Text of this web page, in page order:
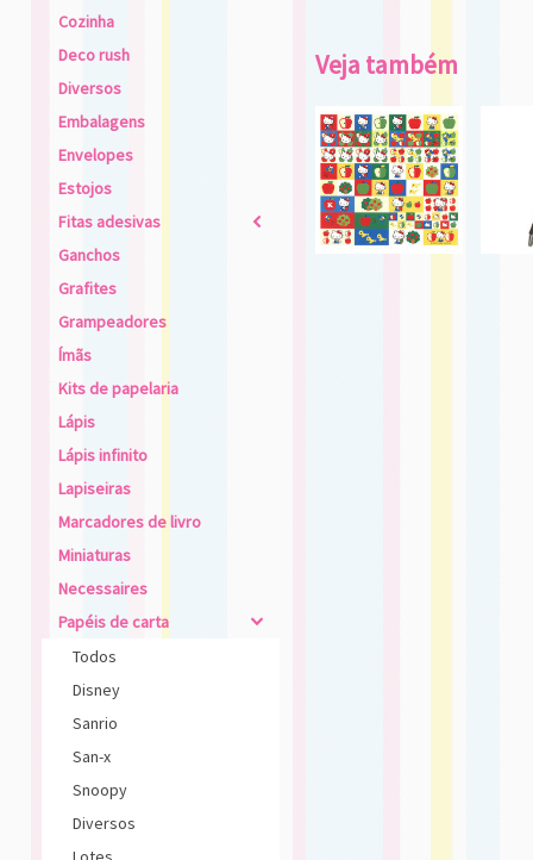
Cozinha
Deco rush
Diversos
Embalagens
Envelopes
Estojos
Fitas adesivas
2
Ganchos
Grafites
Grampeadores
Ímãs
Kits de papelaria
Lápis
Lápis infinito
Lapiseiras
Marcadores de livro
Miniaturas
Necessaires
Papéis de carta
4
Todos
Disney
Sanrio
San-x
Snoopy
Diversos
Veja também